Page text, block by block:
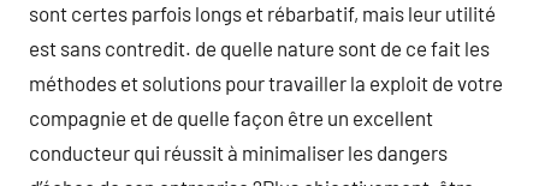
sont certes parfois longs et rébarbatif, mais leur utilité
est sans contredit. de quelle nature sont de ce fait les
méthodes et solutions pour travailler la exploit de votre
compagnie et de quelle façon être un excellent
conducteur qui réussit à minimaliser les dangers